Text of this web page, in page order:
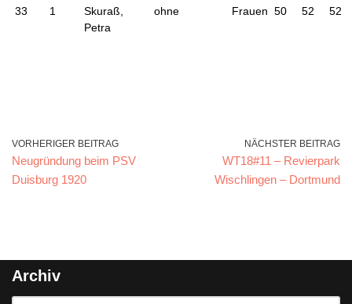
33 1
Skuraß,
Petra
ohne Frauen 50 52 52
VORHERIGER BEITRAG
Neugründung beim PSV
Duisburg 1920
NÄCHSTER BEITRAG
WT18#11 – Revierpark
Wischlingen – Dortmund
Archiv